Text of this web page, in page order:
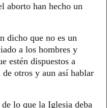
aborto han hecho un
dicho que no es un
a los hombres y
estén dispuestos a
otros y aun así hablar
lo que la Iglesia deba